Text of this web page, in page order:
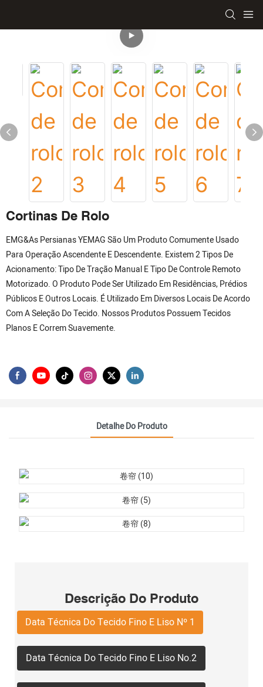
Cortinas De Rolo
EMG&As Persianas YEMAG São Um Produto Comumente Usado
Para Operação Ascendente E Descendente. Existem 2 Tipos De
Acionamento: Tipo De Tração Manual E Tipo De Controle Remoto
Motorizado. O Produto Pode Ser Utilizado Em Residências, Prédios
Públicos E Outros Locais. É Utilizado Em Diversos Locais De Acordo
Com A Seleção Do Tecido. Nossos Produtos Possuem Tecidos
Planos E Correm Suavemente.
Detalhe Do Produto
Descrição Do Produto
Data Técnica Do Tecido Fino E Liso Nº 1
Data Técnica Do Tecido Fino E Liso No.2